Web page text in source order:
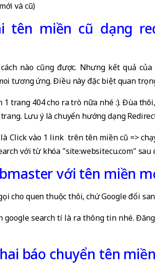
và cũ)
tên miền cũ dạng
nào cũng được. Nhưng kết quả
tương ứng. Điều này đặc biệt quan
1 trang 404 cho ra trò nữa nhé :). Đùa
Lưu ý là chuyển hướng dạng
là Click vào 1 link trên tên miền cũ =>
với từ khóa "site:websitecu.com" sau
với tên miền
cho quen thuộc thôi, chứ Google đổi
google search tí là ra thông tin nhé.
báo chuyển tên